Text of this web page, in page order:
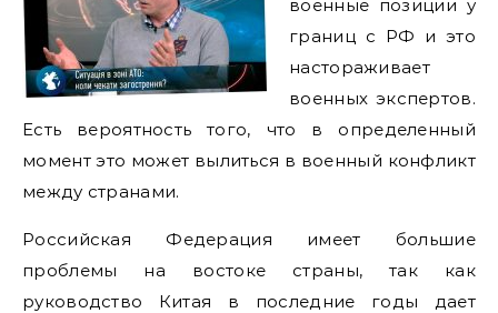
военные позиции у
границ с РФ и это
настораживает
военных экспертов.
Есть вероятность того, что в определенный
момент это может вылиться в военный конфликт
между странами.
Российская Федерация имеет большие
проблемы на востоке страны, так как
руководство Китая в последние годы дает